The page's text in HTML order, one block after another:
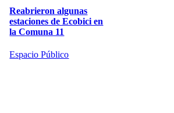
Reabrieron algunas
estaciones de Ecobici en
la Comuna 11
Espacio Público